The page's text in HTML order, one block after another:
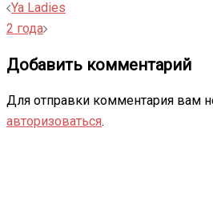
Навигация
записи
Ya Ladies
2 года
Добавить комментарий
Для отправки комментария вам
авторизоваться.